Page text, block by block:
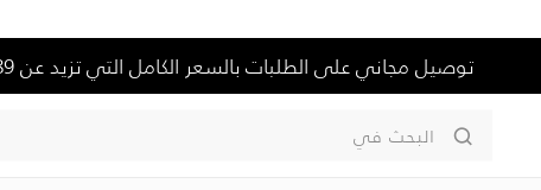
توصيل مجاني على الطلبات بالسعر الكامل التي تزيد عن 189 د.إ.
البحث في